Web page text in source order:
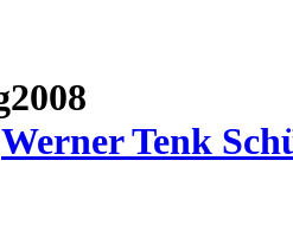
Werner Tenk